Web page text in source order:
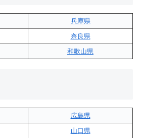
兵庫県
奈良県
和歌山県
広島県
山口県